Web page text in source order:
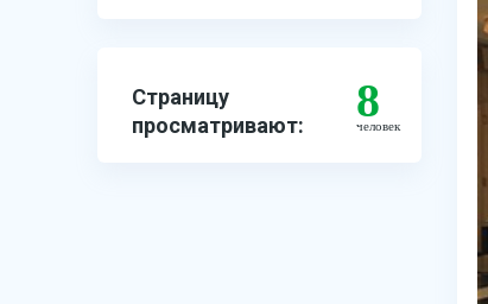
Страницу
просматривают:
8
человек